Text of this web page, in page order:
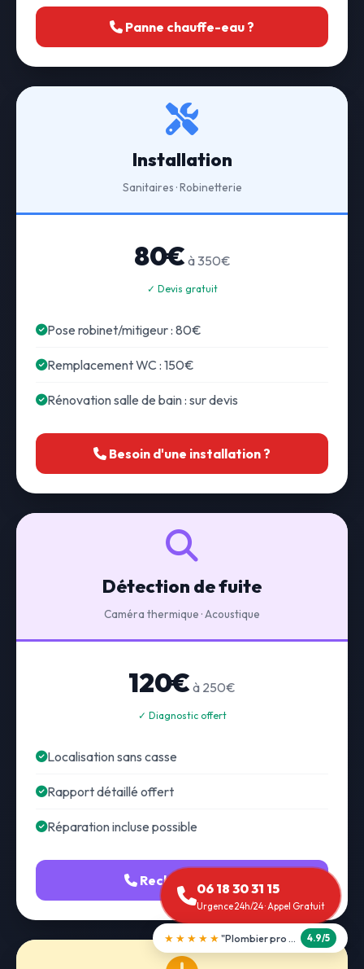
Panne chauffe-eau ?
Installation
Sanitaires · Robinetterie
80€ à 350€
✓ Devis gratuit
Pose robinet/mitigeur : 80€
Remplacement WC : 150€
Rénovation salle de bain : sur devis
Besoin d'une installation ?
Détection de fuite
Caméra thermique · Acoustique
120€ à 250€
✓ Diagnostic offert
Localisation sans casse
Rapport détaillé offert
Réparation incluse possible
Recherche fuite06 18 30 31 15
Urgence 24h/24 · Appel Gratuit
★★★★★ "Débouchage WC en 30 min" 5.0/5